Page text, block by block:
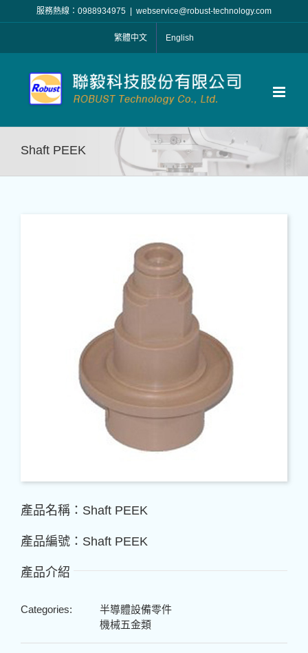
服務熱線：0988934975 webservice@robust-technology.com
繁體中文 English
Shaft PEEK
產品名稱：Shaft PEEK
產品編號：Shaft PEEK
產品介紹
Categories:
半導體設備零件
機械五金類